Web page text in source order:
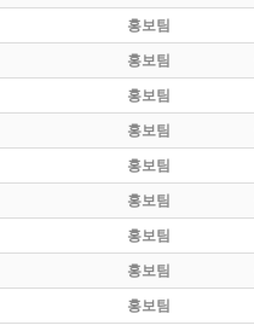
홍보팀
홍보팀
홍보팀
홍보팀
홍보팀
홍보팀
홍보팀
홍보팀
홍보팀